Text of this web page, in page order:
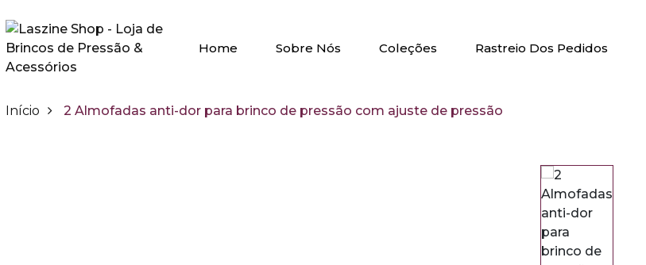
Home Sobre Nós Coleções Rastreio Dos Pedidos
Início 2 Almofadas anti-dor para brinco de pressão com ajuste de pressão